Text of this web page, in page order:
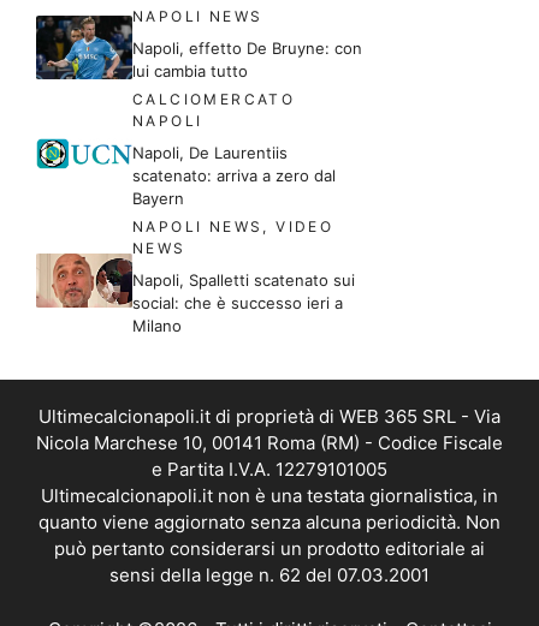
NAPOLI NEWS
Napoli, effetto De Bruyne: con
lui cambia tutto
CALCIOMERCATO
NAPOLI
Napoli, De Laurentiis
scatenato: arriva a zero dal
Bayern
NAPOLI NEWS ,VIDEO
NEWS
Napoli, Spalletti scatenato sui
social: che è successo ieri a
Milano
Ultimecalcionapoli.it di proprietà di WEB 365 SRL - Via
Nicola Marchese 10, 00141 Roma (RM) - Codice Fiscale
e Partita I.V.A. 12279101005
Ultimecalcionapoli.it non è una testata giornalistica, in
quanto viene aggiornato senza alcuna periodicità. Non
può pertanto considerarsi un prodotto editoriale ai
sensi della legge n. 62 del 07.03.2001